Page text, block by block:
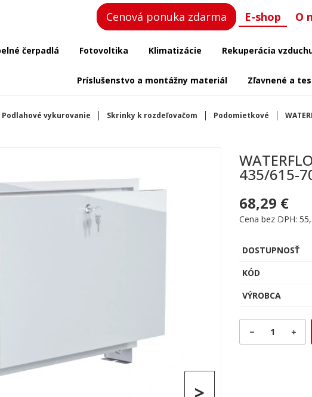
Cenová ponuka zdarma E-shop O
čerpadlá Fotovoltika Klimatizácie Rekuperácia
Príslušenstvo a montážny materiál Zľavnené a
Podlahové vykurovanie Skrinky k rozdeľovačom Podomietkové
435/615-
68,29 €
Cena bez DPH:
DOSTUPNOSŤ
KÓD
VÝROBCA
1